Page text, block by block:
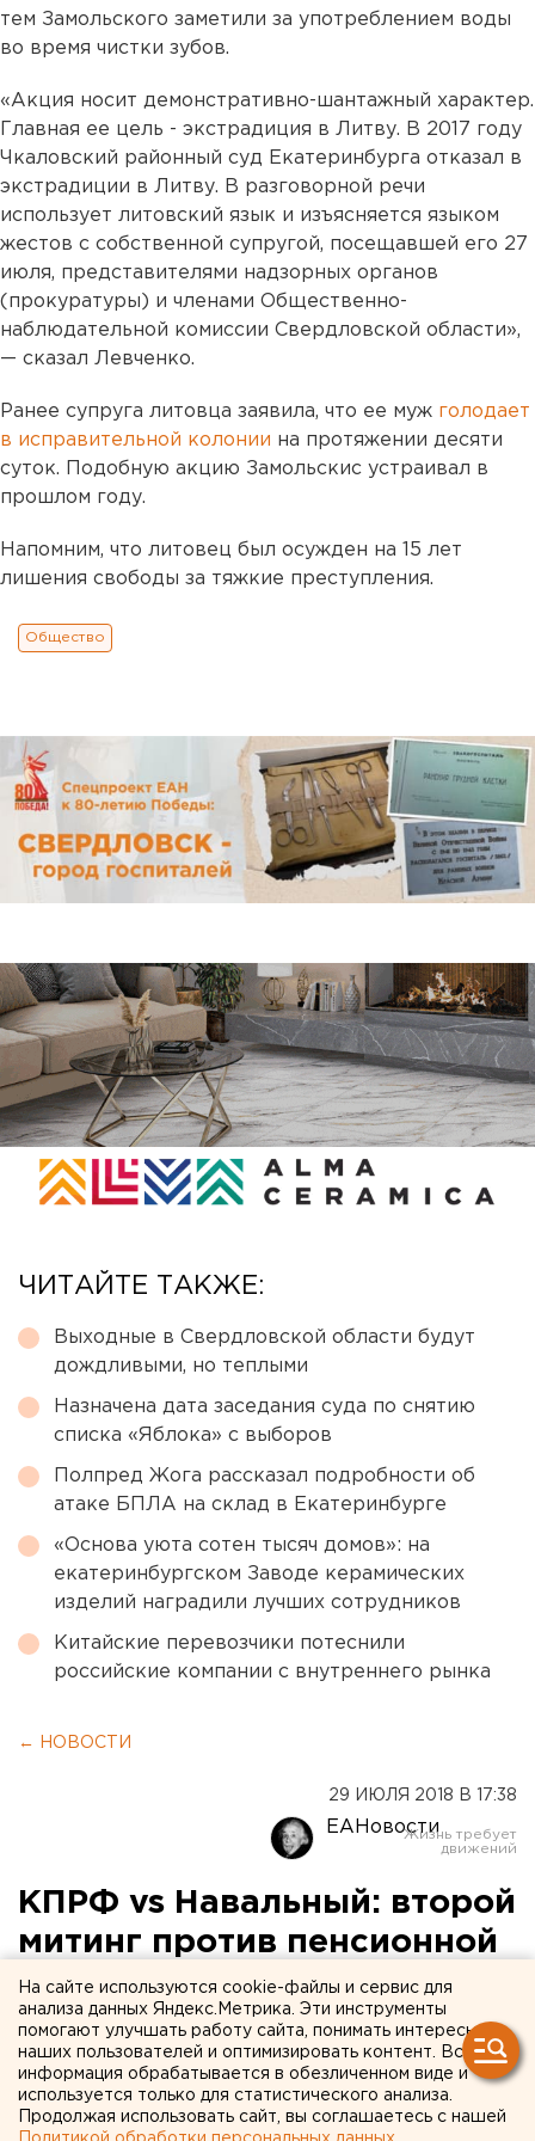
тем Замольского заметили за употреблением воды
во время чистки зубов.
«Акция носит демонстративно-шантажный характер.
Главная ее цель - экстрадиция в Литву. В 2017 году
Чкаловский районный суд Екатеринбурга отказал в
экстрадиции в Литву. В разговорной речи
использует литовский язык и изъясняется языком
жестов с собственной супругой, посещавшей его 27
июля, представителями надзорных органов
(прокуратуры) и членами Общественно-
наблюдательной комиссии Свердловской области»,
— сказал Левченко.
Ранее супруга литовца заявила, что ее муж голодает
в исправительной колонии на протяжении десяти
суток. Подобную акцию Замольскис устраивал в
прошлом году.
Напомним, что литовец был осужден на 15 лет
лишения свободы за тяжкие преступления.
Общество
ЧИТАЙТЕ ТАКЖЕ:
Выходные в Свердловской области будут
дождливыми, но теплыми
Назначена дата заседания суда по снятию
списка «Яблока» с выборов
Полпред Жога рассказал подробности об
атаке БПЛА на склад в Екатеринбурге
«Основа уюта сотен тысяч домов»: на
екатеринбургском Заводе керамических
изделий наградили лучших сотрудников
Китайские перевозчики потеснили
российские компании с внутреннего рынка
← НОВОСТИ
29 ИЮЛЯ 2018 В 17:38
ЕАНовости
КПРФ vs Навальный: второй
митинг против пенсионной
реформы уступил по явке
коммунистам
На сайте используются cookie-файлы и сервис для
анализа данных Яндекс.Метрика. Эти инструменты
помогают улучшать работу сайта, понимать интересы
наших пользователей и оптимизировать контент. Вся
информация обрабатывается в обезличенном виде и
используется только для статистического анализа.
Продолжая использовать сайт, вы соглашаетесь с нашей